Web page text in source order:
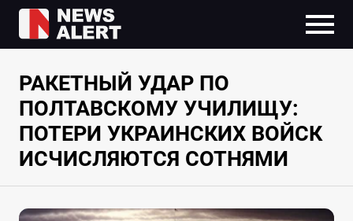
РАКЕТНЫЙ УДАР ПО
ПОЛТАВСКОМУ УЧИЛИЩУ:
ПОТЕРИ УКРАИНСКИХ ВОЙСК
ИСЧИСЛЯЮТСЯ СОТНЯМИ